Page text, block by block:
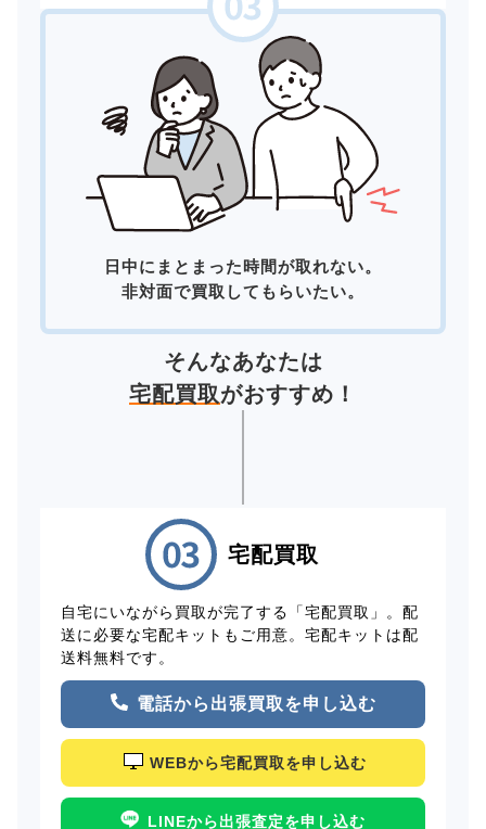
日中にまとまった時間が取れない。
非対面で買取してもらいたい。
そんなあなたは
宅配買取がおすすめ！
宅配買取
自宅にいながら買取が完了する「宅配買取」。配
送に必要な宅配キットもご用意。宅配キットは配
送料無料です。
電話から出張買取を申し込む
WEBから宅配買取を申し込む
LINEから出張査定を申し込む